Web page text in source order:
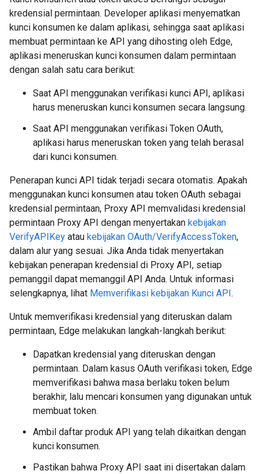
kredensial permintaan. Developer aplikasi menyematkan
kunci konsumen ke dalam aplikasi, sehingga saat aplikasi
membuat permintaan ke API yang dihosting oleh Edge,
aplikasi meneruskan kunci konsumen dalam permintaan
dengan salah satu cara berikut:
Saat API menggunakan verifikasi kunci API, aplikasi
harus meneruskan kunci konsumen secara langsung.
Saat API menggunakan verifikasi Token OAuth,
aplikasi harus meneruskan token yang telah berasal
dari kunci konsumen.
Penerapan kunci API tidak terjadi secara otomatis. Apakah
menggunakan kunci konsumen atau token OAuth sebagai
kredensial permintaan, Proxy API memvalidasi kredensial
permintaan Proxy API dengan menyertakan kebijakan
VerifyAPIKey atau kebijakan OAuth/VerifyAccessToken,
dalam alur yang sesuai. Jika Anda tidak menyertakan
kebijakan penerapan kredensial di Proxy API, setiap
pemanggil dapat memanggil API Anda. Untuk informasi
selengkapnya, lihat Memverifikasi kebijakan Kunci API .
Untuk memverifikasi kredensial yang diteruskan dalam
permintaan, Edge melakukan langkah-langkah berikut:
Dapatkan kredensial yang diteruskan dengan
permintaan. Dalam kasus OAuth verifikasi token, Edge
memverifikasi bahwa masa berlaku token belum
berakhir, lalu mencari konsumen yang digunakan untuk
membuat token.
Ambil daftar produk API yang telah dikaitkan dengan
kunci konsumen.
Pastikan bahwa Proxy API saat ini disertakan dalam